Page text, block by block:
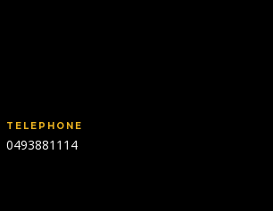
TELEPHONE
0493881114